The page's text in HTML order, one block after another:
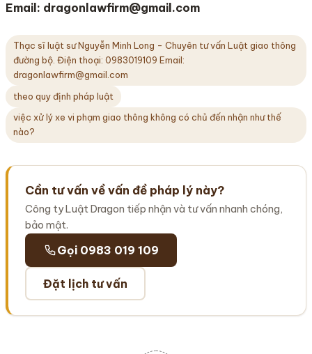
Email: dragonlawfirm@gmail.com
Thạc sĩ luật sư Nguyễn Minh Long - Chuyên tư vấn Luật giao thông
đường bộ. Điện thoại: 0983019109 Email:
dragonlawfirm@gmail.com
theo quy định pháp luật
việc xử lý xe vi phạm giao thông không có chủ đến nhận như thế
nào?
Cần tư vấn về vấn đề pháp lý này?
Công ty Luật Dragon tiếp nhận và tư vấn nhanh chóng,
bảo mật.
Gọi 0983 019 109
Đặt lịch tư vấn